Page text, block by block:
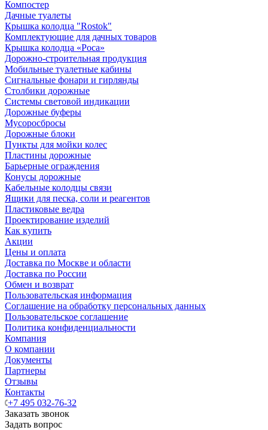
Компостер
Дачные туалеты
Крышка колодца "Rostok"
Комплектующие для дачных товаров
Крышка колодца «Роса»
Дорожно-строительная продукция
Мобильные туалетные кабины
Сигнальные фонари и гирлянды
Столбики дорожные
Системы световой индикации
Дорожные буферы
Мусоросбросы
Дорожные блоки
Пункты для мойки колес
Пластины дорожные
Барьерные ограждения
Конусы дорожные
Кабельные колодцы связи
Ящики для песка, соли и реагентов
Пластиковые ведра
Проектирование изделий
Как купить
Акции
Цены и оплата
Доставка по Москве и области
Доставка по России
Обмен и возврат
Пользовательская информация
Соглашение на обработку персональных данных
Пользовательское соглашение
Политика конфиденциальности
Компания
О компании
Документы
Партнеры
Отзывы
Контакты
+7 495 032-76-32
Заказать звонок
Задать вопрос